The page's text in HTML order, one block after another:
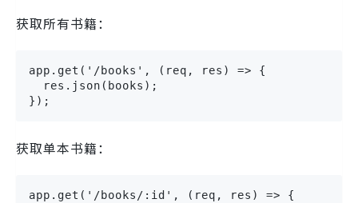
获取所有书籍：
app.get('/books', (req, res) => {
  res.json(books);
});
获取单本书籍：
app.get('/books/:id', (req, res) => {